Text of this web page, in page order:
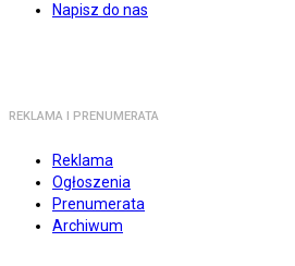
Napisz do nas
REKLAMA I PRENUMERATA
Reklama
Ogłoszenia
Prenumerata
Archiwum